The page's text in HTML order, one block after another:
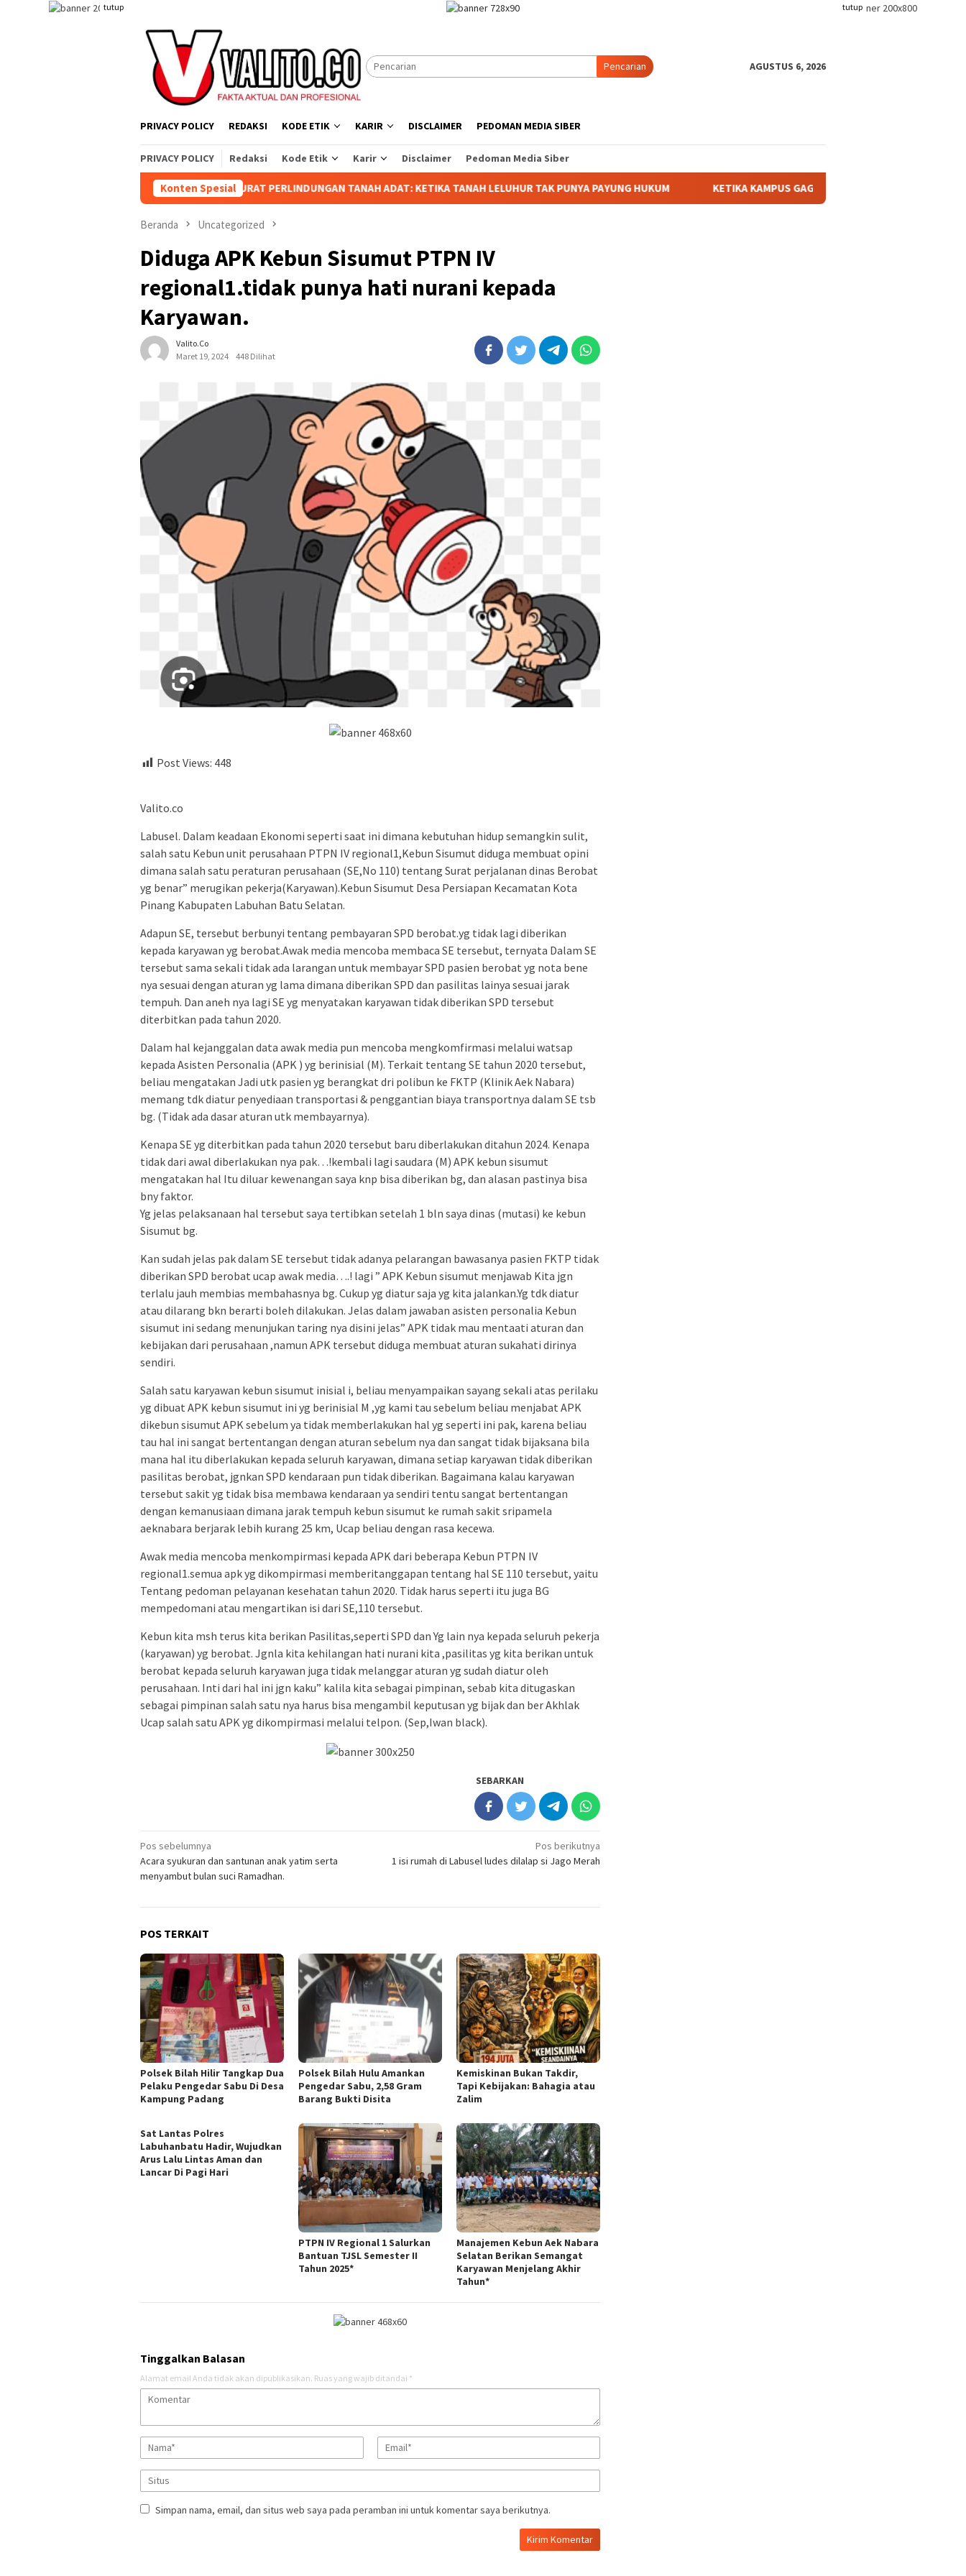
tutup tutup
Pencarian AGUSTUS 6, 2026
PRIVACY POLICY REDAKSI KODE ETIK KARIR DISCLAIMER PEDOMAN MEDIA SIBER
PRIVACY POLICY Redaksi Kode Etik Karir Disclaimer Pedoman Media Siber
Konten Spesial
TABAGSEL DARURAT PERLINDUNGAN TANAH ADAT: KETIKA TANAH LELUHUR TAK PUNYA PAYUNG HUKUM KETIKA KAMPUS GAGAL MENCEGAH KEKERASAN: MENGUJI DUGAAN
Beranda Uncategorized
Diduga APK Kebun Sisumut PTPN IV
regional1.tidak punya hati nurani kepada
Karyawan.
Valito.co
Maret 19, 2024
448 Dilihat
Post Views: 448
Valito.co
Labusel. Dalam keadaan Ekonomi seperti saat ini dimana kebutuhan hidup semangkin sulit,
salah satu Kebun unit perusahaan PTPN IV regional1,Kebun Sisumut diduga membuat opini
dimana salah satu peraturan perusahaan (SE,No 110) tentang Surat perjalanan dinas Berobat
yg benar” merugikan pekerja(Karyawan).Kebun Sisumut Desa Persiapan Kecamatan Kota
Pinang Kabupaten Labuhan Batu Selatan.
Adapun SE, tersebut berbunyi tentang pembayaran SPD berobat.yg tidak lagi diberikan
kepada karyawan yg berobat.Awak media mencoba membaca SE tersebut, ternyata Dalam SE
tersebut sama sekali tidak ada larangan untuk membayar SPD pasien berobat yg nota bene
nya sesuai dengan aturan yg lama dimana diberikan SPD dan pasilitas lainya sesuai jarak
tempuh. Dan aneh nya lagi SE yg menyatakan karyawan tidak diberikan SPD tersebut
diterbitkan pada tahun 2020.
Dalam hal kejanggalan data awak media pun mencoba mengkomfirmasi melalui watsap
kepada Asisten Personalia (APK ) yg berinisial (M). Terkait tentang SE tahun 2020 tersebut,
beliau mengatakan Jadi utk pasien yg berangkat dri polibun ke FKTP (Klinik Aek Nabara)
memang tdk diatur penyediaan transportasi & penggantian biaya transportnya dalam SE tsb
bg. (Tidak ada dasar aturan utk membayarnya).
Kenapa SE yg diterbitkan pada tahun 2020 tersebut baru diberlakukan ditahun 2024. Kenapa
tidak dari awal diberlakukan nya pak…!kembali lagi saudara (M) APK kebun sisumut
mengatakan hal Itu diluar kewenangan saya knp bisa diberikan bg, dan alasan pastinya bisa
bny faktor.
Yg jelas pelaksanaan hal tersebut saya tertibkan setelah 1 bln saya dinas (mutasi) ke kebun
Sisumut bg.
Kan sudah jelas pak dalam SE tersebut tidak adanya pelarangan bawasanya pasien FKTP tidak
diberikan SPD berobat ucap awak media….! lagi ” APK Kebun sisumut menjawab Kita jgn
terlalu jauh membias membahasnya bg. Cukup yg diatur saja yg kita jalankan.Yg tdk diatur
atau dilarang bkn berarti boleh dilakukan. Jelas dalam jawaban asisten personalia Kebun
sisumut ini sedang menunjukan taring nya disini jelas” APK tidak mau mentaati aturan dan
kebijakan dari perusahaan ,namun APK tersebut diduga membuat aturan sukahati dirinya
sendiri.
Salah satu karyawan kebun sisumut inisial i, beliau menyampaikan sayang sekali atas perilaku
yg dibuat APK kebun sisumut ini yg berinisial M ,yg kami tau sebelum beliau menjabat APK
dikebun sisumut APK sebelum ya tidak memberlakukan hal yg seperti ini pak, karena beliau
tau hal ini sangat bertentangan dengan aturan sebelum nya dan sangat tidak bijaksana bila
mana hal itu diberlakukan kepada seluruh karyawan, dimana setiap karyawan tidak diberikan
pasilitas berobat, jgnkan SPD kendaraan pun tidak diberikan. Bagaimana kalau karyawan
tersebut sakit yg tidak bisa membawa kendaraan ya sendiri tentu sangat bertentangan
dengan kemanusiaan dimana jarak tempuh kebun sisumut ke rumah sakit sripamela
aeknabara berjarak lebih kurang 25 km, Ucap beliau dengan rasa kecewa.
Awak media mencoba menkompirmasi kepada APK dari beberapa Kebun PTPN IV
regional1.semua apk yg dikompirmasi memberitanggapan tentang hal SE 110 tersebut, yaitu
Tentang pedoman pelayanan kesehatan tahun 2020. Tidak harus seperti itu juga BG
mempedomani atau mengartikan isi dari SE,110 tersebut.
Kebun kita msh terus kita berikan Pasilitas,seperti SPD dan Yg lain nya kepada seluruh pekerja
(karyawan) yg berobat. Jgnla kita kehilangan hati nurani kita ,pasilitas yg kita berikan untuk
berobat kepada seluruh karyawan juga tidak melanggar aturan yg sudah diatur oleh
perusahaan. Inti dari hal ini jgn kaku” kalila kita sebagai pimpinan, sebab kita ditugaskan
sebagai pimpinan salah satu nya harus bisa mengambil keputusan yg bijak dan ber Akhlak
Ucap salah satu APK yg dikompirmasi melalui telpon. (Sep,Iwan black).
SEBARKAN
Navigasi
pos
Pos sebelumnya
Acara syukuran dan santunan anak yatim serta
menyambut bulan suci Ramadhan.
Pos berikutnya
1 isi rumah di Labusel ludes dilalap si Jago Merah
POS TERKAIT
Polsek Bilah Hilir Tangkap Dua
Pelaku Pengedar Sabu Di Desa
Kampung Padang
Polsek Bilah Hulu Amankan
Pengedar Sabu, 2,58 Gram
Barang Bukti Disita
Kemiskinan Bukan Takdir,
Tapi Kebijakan: Bahagia atau
Zalim
Sat Lantas Polres
Labuhanbatu Hadir, Wujudkan
Arus Lalu Lintas Aman dan
Lancar Di Pagi Hari
PTPN IV Regional 1 Salurkan
Bantuan TJSL Semester II
Tahun 2025*
Manajemen Kebun Aek Nabara
Selatan Berikan Semangat
Karyawan Menjelang Akhir
Tahun*
Tinggalkan Balasan
Alamat email Anda tidak akan dipublikasikan. Ruas yang wajib ditandai *
Simpan nama, email, dan situs web saya pada peramban ini untuk komentar saya berikutnya.